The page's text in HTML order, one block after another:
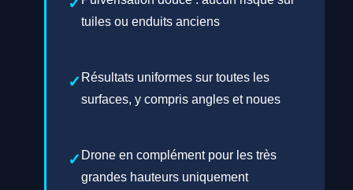
tuiles ou enduits anciens
Résultats uniformes sur toutes les
surfaces, y compris angles et noues
Drone en complément pour les très
grandes hauteurs uniquement